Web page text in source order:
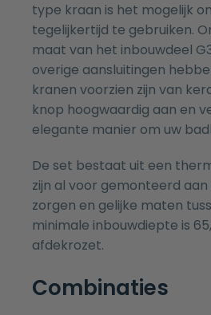
type kraan is het mogelijk
tegelijkertijd te gebruiken.
maat van het inbouwdeel
overige aansluitingen
kranen voorzien zijn van
knop hoogwaardig aan en
elegante manier om uw
De set bestaat uit een
zijn al voor gemonteerd
zorgen en gelijke maten
minimale inbouwdiepte is
afdekrozet.
Combinaties